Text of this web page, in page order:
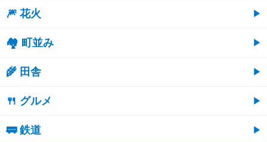
🎆 花火
🏘 町並み
🌾 田舎
🍴 グルメ
🚃 鉄道